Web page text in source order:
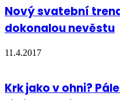
Nový svatební
dokonalou nevěstu
11.4.2017
Krk jako v ohni?